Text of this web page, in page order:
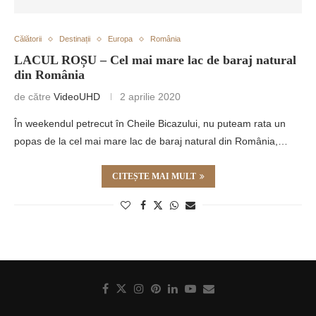
Călătorii Destinații Europa România
LACUL ROȘU – Cel mai mare lac de baraj natural
din România
de către VideoUHD 2 aprilie 2020
În weekendul petrecut în Cheile Bicazului, nu puteam rata un
popas de la cel mai mare lac de baraj natural din România,…
CITEȘTE MAI MULT